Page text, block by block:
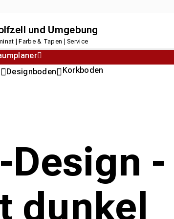
und Umgebung
| Farbe & Tapen | Service
Designboden Korkboden
-
dunkel